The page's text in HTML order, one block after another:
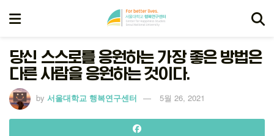
당신 스스로를 응원하는 가장 좋은 방법은
다른 사람을 응원하는 것이다.
by 서울대학교 행복연구센터 5월 26, 2021